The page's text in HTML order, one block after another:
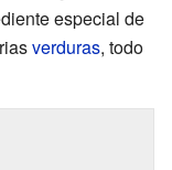
especial de
verduras, todo